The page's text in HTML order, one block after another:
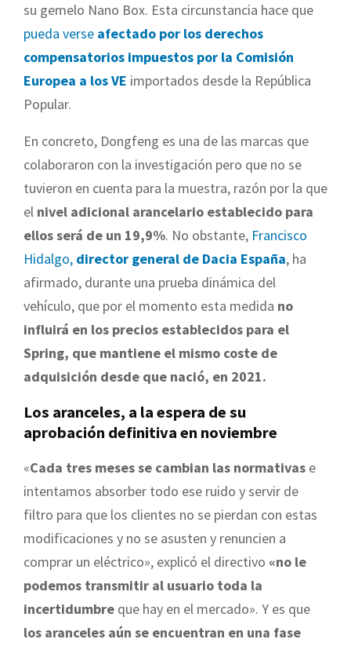
su gemelo Nano Box. Esta circunstancia hace que
pueda verse afectado por los derechos
compensatorios impuestos por la Comisión
Europea a los VE importados desde la República
Popular.
En concreto, Dongfeng es una de las marcas que
colaboraron con la investigación pero que no se
tuvieron en cuenta para la muestra, razón por la que
el nivel adicional arancelario establecido para
ellos será de un 19,9%. No obstante, Francisco
Hidalgo, director general de Dacia España, ha
afirmado, durante una prueba dinámica del
vehículo, que por el momento esta medida no
influirá en los precios establecidos para el
Spring, que mantiene el mismo coste de
adquisición desde que nació, en 2021.
Los aranceles, a la espera de su
aprobación definitiva en noviembre
«Cada tres meses se cambian las normativas e
intentamos absorber todo ese ruido y servir de
filtro para que los clientes no se pierdan con estas
modificaciones y no se asusten y renuncien a
comprar un eléctrico», explicó el directivo «no le
podemos transmitir al usuario toda la
incertidumbre que hay en el mercado». Y es que
los aranceles aún se encuentran en una fase